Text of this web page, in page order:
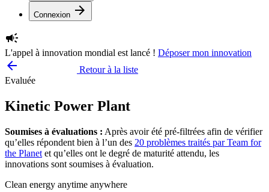
Connexion arrow_forward
campaign
L'appel à innovation mondial est lancé ! Déposer mon innovation
arrow_backward
Retour à la liste
Evaluée
Kinetic Power Plant
Soumises à évaluations : Après avoir été pré-filtrées afin de vérifier
qu’elles répondent bien à l’un des 20 problèmes traités par Team for
the Planet et qu’elles ont le degré de maturité attendu, les
innovations sont soumises à évaluation.
Clean energy anytime anywhere